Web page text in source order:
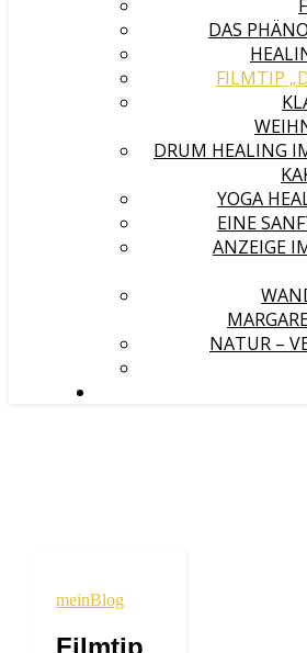
DAS
FILMTIP
DRUM HEALING
YOGA
EINE
ANZEIGE
NATUR –
meinBlog
Filmtip